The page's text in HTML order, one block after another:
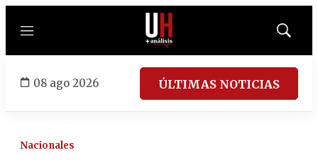
Menú
Mostrar
08 ago 2026 ÚLTIMAS NOTICIAS
Nacionales